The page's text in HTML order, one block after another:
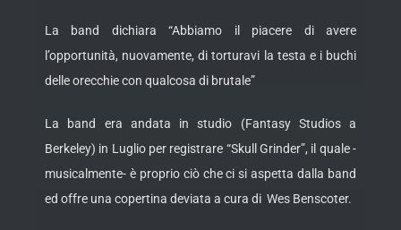
La band dichiara “Abbiamo il piacere di avere
l’opportunità, nuovamente, di torturavi la testa e i buchi
delle orecchie con qualcosa di brutale”
La band era andata in studio (Fantasy Studios a
Berkeley) in Luglio per registrare “Skull Grinder”, il quale -
musicalmente- è proprio ciò che ci si aspetta dalla band
ed offre una copertina deviata a cura di Wes Benscoter.